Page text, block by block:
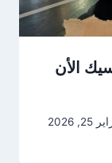
الأن
25, 2026